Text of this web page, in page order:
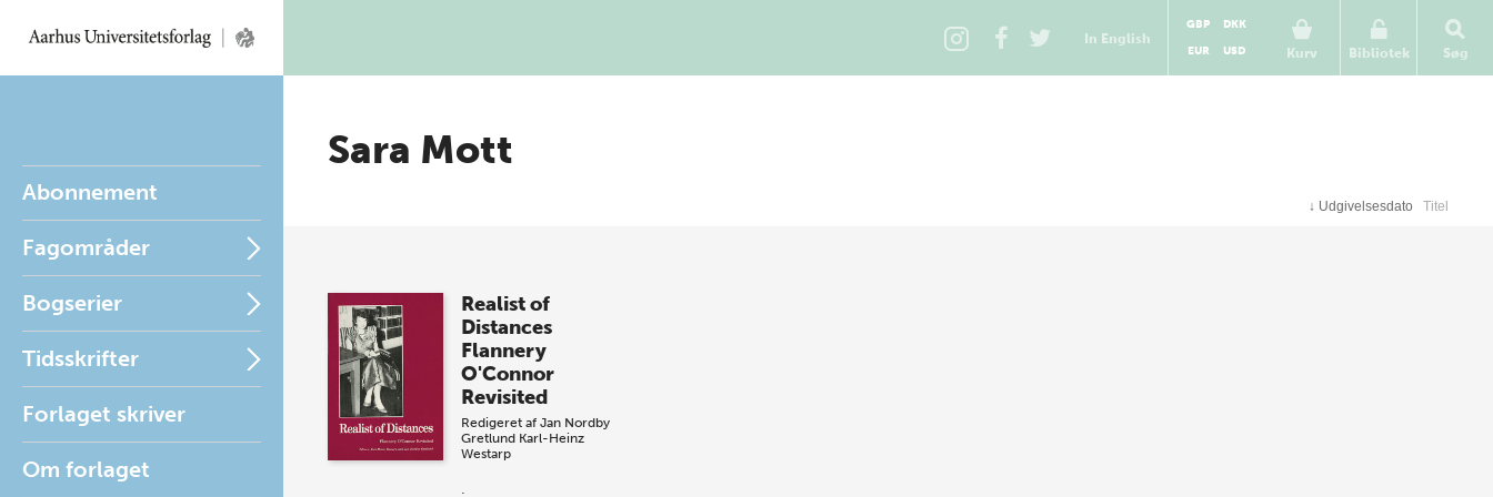
In English
Kurv
GBP
DKK
EUR
USD Bibliotek Søg
Abonnement
Fagområder
Bogserier
Tidsskrifter
Forlaget skriver
Om forlaget
Sara Mott
↓ Udgivelsesdato Titel
Realist of
Distances
Flannery
O'Connor
Revisited
Redigeret af Jan Nordby
Gretlund Karl-Heinz
Westarp
.